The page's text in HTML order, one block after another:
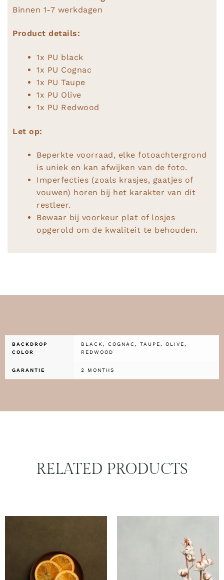
Binnen 1-7 werkdagen
Product details:
1x PU black
1x PU Cognac
1x PU Taupe
1x PU Olive
1x PU Redwood
Let op:
Beperkte voorraad, elke fotoachtergrond
is uniek en kan afwijken van de foto.
Imperfecties (zoals krasjes, gaatjes of
vouwen) horen bij het karakter van dit
restleer.
Bewaar bij voorkeur plat of losjes
opgerold om de kwaliteit te behouden.
BACKDROP
COLOR
BLACK, COGNAC, TAUPE, OLIVE,
REDWOOD
GARANTIE 2 MONTHS
RELATED PRODUCTS